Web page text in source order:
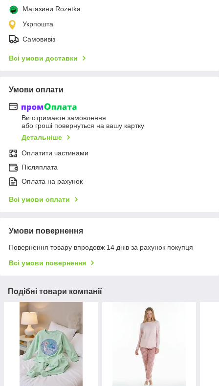
Магазини Rozetka
Укрпошта
Самовивіз
Всі умови доставки
Умови оплати
Ви отримаєте замовлення
або гроші повернуться на вашу картку
Детальніше
Оплатити частинами
Післяплата
Оплата на рахунок
Всі умови оплати
Умови повернення
Повернення товару впродовж 14 днів за рахунок покупця
Всі умови повернення
Подібні товари компанії